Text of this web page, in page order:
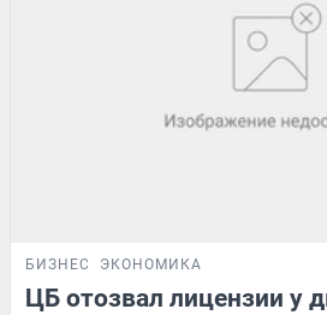
БИЗНЕС ЭКОНОМИКА
ЦБ отозвал лицензии у